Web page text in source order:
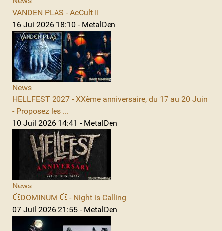
VANDEN PLAS - AcCult II
16 Jui 2026 18:10 - MetalDen
News
HELLFEST 2027 - XXème anniversaire, du 17 au 20 Juin
- Proposez les ...
10 Juil 2026 14:41 - MetalDen
News
💥DOMINUM 💥 - Night is Calling
07 Juil 2026 21:55 - MetalDen